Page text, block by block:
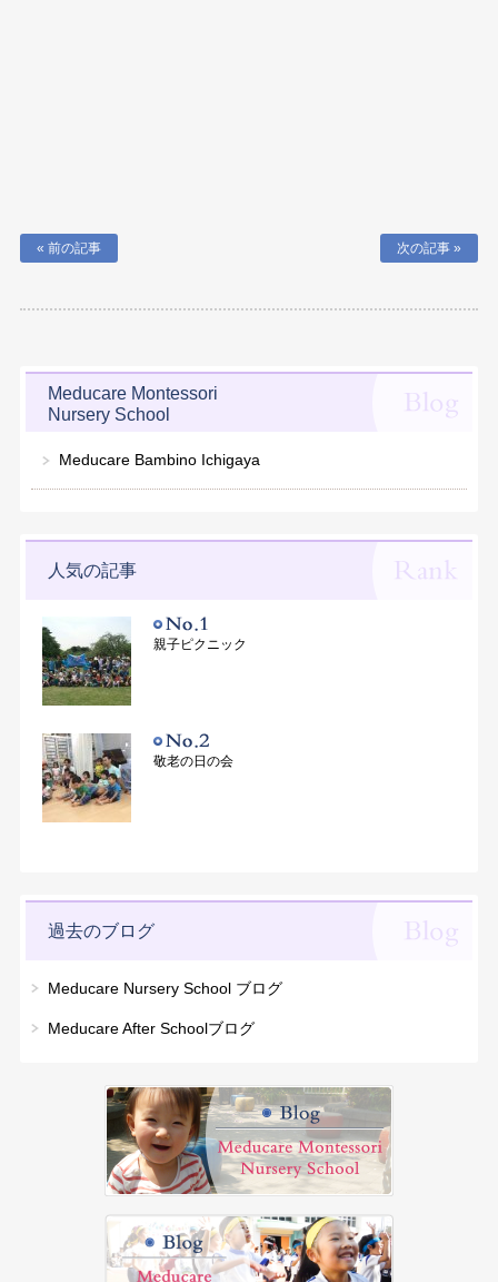
« 前の記事 次の記事 »
Meducare Montessori
Nursery School
Meducare Bambino Ichigaya
人気の記事
親子ピクニック
敬老の日の会
過去のブログ
Meducare Nursery School ブログ
Meducare After Schoolブログ